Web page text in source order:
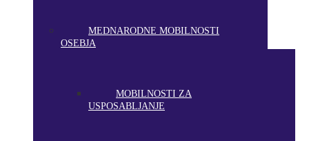
MEDNARODNE MOBILNOSTI
OSEBJA
MOBILNOSTI ZA
USPOSABLJANJE